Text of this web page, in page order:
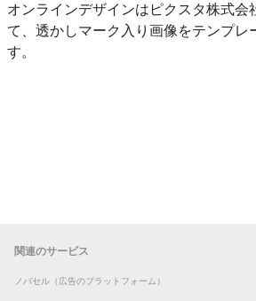
オンラインデザインはピクスタ株式会
て、透かしマーク入り画像をテンプレ
す。
関連のサービス
ノバセル（広告のプラットフォーム）